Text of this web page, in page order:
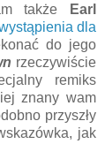
także
Earl
dla
do jego
rzeczywiście
remiks
znany wam
przyszły
jak